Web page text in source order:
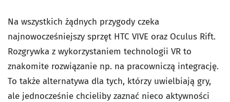
Na wszystkich żądnych przygody czeka
najnowocześniejszy sprzęt HTC VIVE oraz Oculus Rift.
Rozgrywka z wykorzystaniem technologii VR to
znakomite rozwiązanie np. na pracowniczą integrację.
To także alternatywa dla tych, którzy uwielbiają gry,
ale jednocześnie chcieliby zaznać nieco aktywności